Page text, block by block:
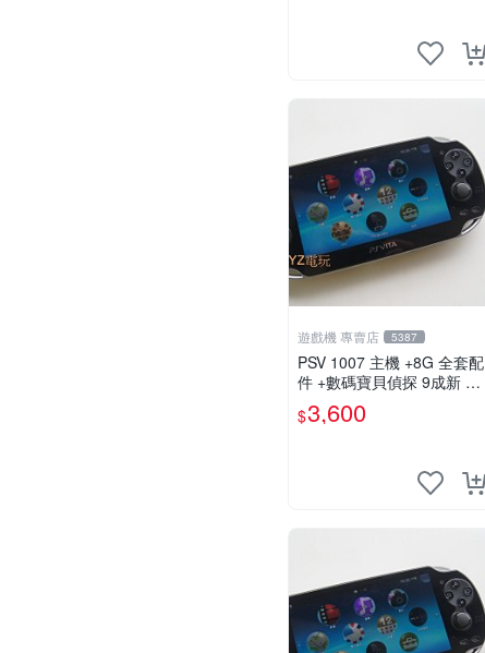
遊戲機 專賣店 5387
PSV 1007 主機 +8G 全套配
件 +數碼寶貝偵探 9成新 保
修一年 品質有保障
$3,600